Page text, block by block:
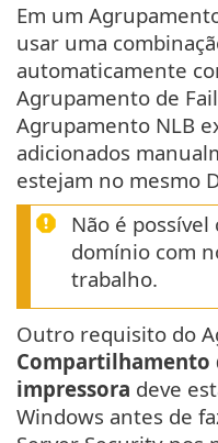
Em um
usar uma
automaticamente
Agrupamento de
Agrupamento NLB
adicionados
estejam no mesmo
Não é
domínio com
trabalho.
Outro requisito do
Compartilhamento
impressora deve
Windows antes de